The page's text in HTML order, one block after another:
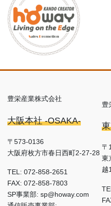
豊栄産業株式会社
大阪本社 -OSAKA-
〒573-0136
大阪府枚方市春日西町2-27-28
TEL: 072-858-2651
FAX: 072-858-7803
SP事業部: sp@howay.com
豊
〒
東
越